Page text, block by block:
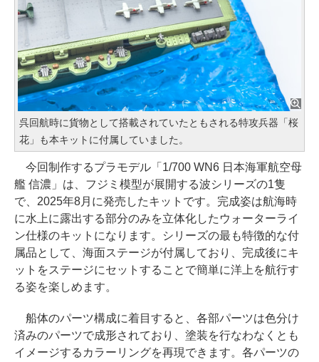
呉回航時に貨物として搭載されていたともされる特攻兵器「桜
花」も本キットに付属していました。
今回制作するプラモデル「1/700 WN6 日本海軍航空母
艦 信濃」は、フジミ模型が展開する波シリーズの1隻
で、2025年8月に発売したキットです。完成姿は航海時
に水上に露出する部分のみを立体化したウォーターライ
ン仕様のキットになります。シリーズの最も特徴的な付
属品として、海面ステージが付属しており、完成後にキ
ットをステージにセットすることで簡単に洋上を航行す
る姿を楽しめます。
船体のパーツ構成に着目すると、各部パーツは色分け
済みのパーツで成形されており、塗装を行なわなくとも
イメージするカラーリングを再現できます。各パーツの